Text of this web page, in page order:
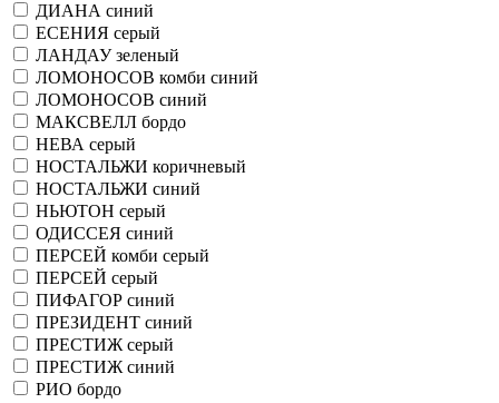
ДИАНА синий
ЕСЕНИЯ серый
ЛАНДАУ зеленый
ЛОМОНОСОВ комби синий
ЛОМОНОСОВ синий
МАКСВЕЛЛ бордо
НЕВА серый
НОСТАЛЬЖИ коричневый
НОСТАЛЬЖИ синий
НЬЮТОН серый
ОДИССЕЯ синий
ПЕРСЕЙ комби серый
ПЕРСЕЙ серый
ПИФАГОР синий
ПРЕЗИДЕНТ синий
ПРЕСТИЖ серый
ПРЕСТИЖ синий
РИО бордо